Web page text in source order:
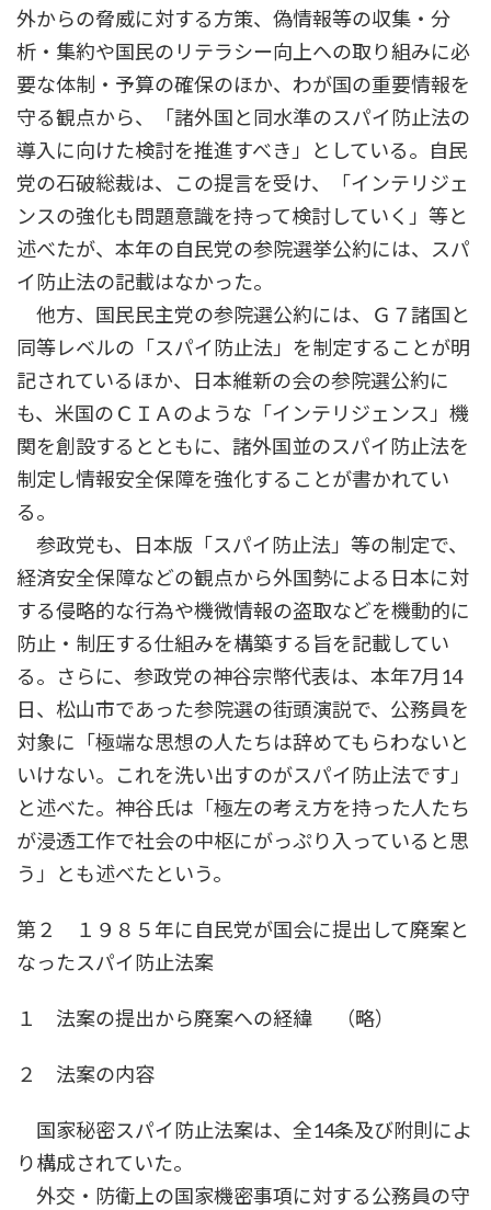
外からの脅威に対する方策、偽情報等の収集・分
析・集約や国民のリテラシー向上への取り組みに必
要な体制・予算の確保のほか、わが国の重要情報を
守る観点から、「諸外国と同水準のスパイ防止法の
導入に向けた検討を推進すべき」としている。自民
党の石破総裁は、この提言を受け、「インテリジェ
ンスの強化も問題意識を持って検討していく」等と
述べたが、本年の自民党の参院選挙公約には、スパ
イ防止法の記載はなかった。
他方、国民民主党の参院選公約には、Ｇ７諸国と
同等レベルの「スパイ防止法」を制定することが明
記されているほか、日本維新の会の参院選公約に
も、米国のＣＩＡのような「インテリジェンス」機
関を創設するとともに、諸外国並のスパイ防止法を
制定し情報安全保障を強化することが書かれてい
る。
参政党も、日本版「スパイ防止法」等の制定で、
経済安全保障などの観点から外国勢による日本に対
する侵略的な行為や機微情報の盗取などを機動的に
防止・制圧する仕組みを構築する旨を記載してい
る。さらに、参政党の神谷宗幣代表は、本年7月14
日、松山市であった参院選の街頭演説で、公務員を
対象に「極端な思想の人たちは辞めてもらわないと
いけない。これを洗い出すのがスパイ防止法です」
と述べた。神谷氏は「極左の考え方を持った人たち
が浸透工作で社会の中枢にがっぷり入っていると思
う」とも述べたという。
第２ １９８５年に自民党が国会に提出して廃案と
なったスパイ防止法案
１ 法案の提出から廃案への経緯 （略）
２ 法案の内容
国家秘密スパイ防止法案は、全14条及び附則によ
り構成されていた。
外交・防衛上の国家機密事項に対する公務員の守